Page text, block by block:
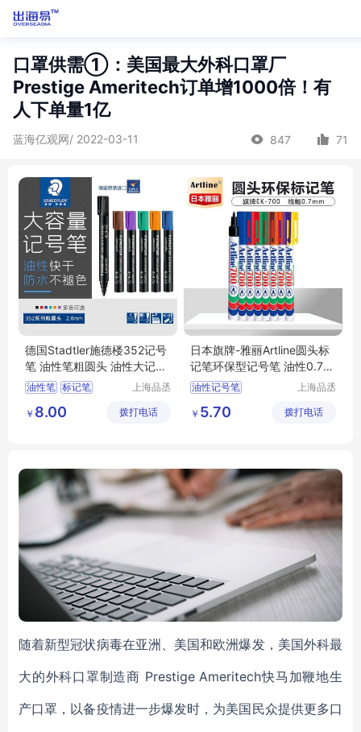
口罩供需①：美国最大外科口罩厂
Prestige Ameritech订单增1000倍！有
人下单量1亿
蓝海亿观网/ 2022-03-11 847 71
德国Stadtler施德楼352记号
笔 油性笔粗圆头 油性大记号
笔2.0mm
油性笔 标记笔
上海品丞
公司
￥ 8.00 拨打电话
日本旗牌-雅丽Artline圆头标
记笔环保型记号笔 油性0.7m
m EK-700
油性记号笔
上海品丞
公司
￥ 5.70 拨打电话
随着新型冠状病毒在亚洲、美国和欧洲爆发，美国外科最
大的外科口罩制造商 Prestige Ameritech快马加鞭地生
产口罩，以备疫情进一步爆发时，为美国民众提供更多口